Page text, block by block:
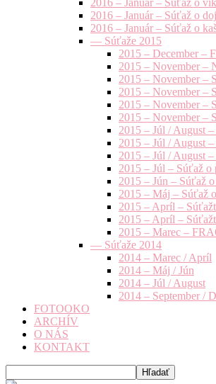
2016 – Január – Súťaž o
2016 – Január – Súťaž o
— Súťaže 2015
2015 – December –
2015 – November –
2015 – November –
2015 – November –
2015 – November –
2015 – November –
2015 – Júl / August
2015 – Júl / August
2015 – Júl / August
2015 – Júl – Súťaž
2015 – Jún – Súťaž
2015 – Máj – Súťaž
2015 – Apríl –
2015 – Apríl –
2015 – Marec –
— Súťaže 2014
2014 – Marec / Apríl
2014 – Máj / Jún
2014 – Júl / August
2014 – September /
FOTOOKO
ARCHÍV
O NÁS
KONTAKT